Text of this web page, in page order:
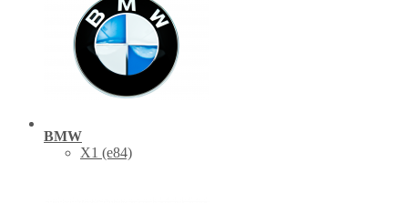
BMW
X1 (е84)